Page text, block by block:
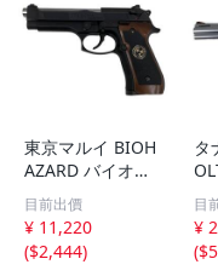
東京マルイ BIOH
AZARD バイオハ
ザード SAMURAI
EDGE スタンダー
ドHG ガスブロー
中古O11520309
目前出價
¥ 11,220
($2,444)
タ
-
中
目
¥
(